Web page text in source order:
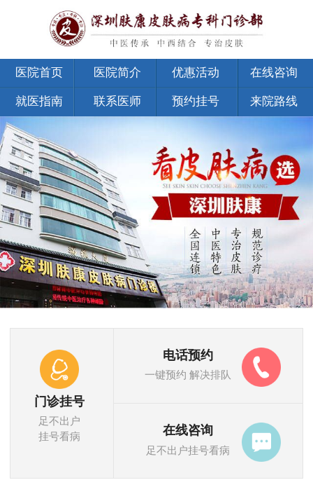
医院首页 医院简介 优惠活动 在线咨询
就医指南 联系医师 预约挂号 来院路线
门诊挂号
足不出户
挂号看病
电话预约
一键预约 解决排队
在线咨询
足不出户挂号看病